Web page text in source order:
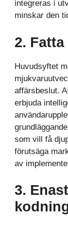
integreras i
minskar den
2.
Huvudsyftet
affärsbeslut.
erbjuda
som vill få
förutsäga
av
3.